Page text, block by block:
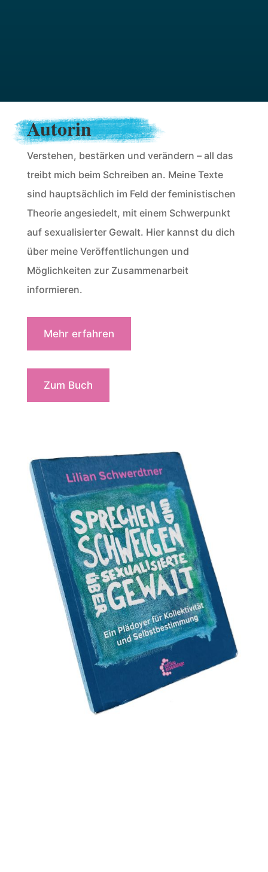
Autorin
Verstehen, bestärken und verändern – all das
treibt mich beim Schreiben an. Meine Texte
sind hauptsächlich im Feld der feministischen
Theorie angesiedelt, mit einem Schwerpunkt
auf sexualisierter Gewalt. Hier kannst du dich
über meine Veröffentlichungen und
Möglichkeiten zur Zusammenarbeit
informieren.
Mehr erfahren
Zum Buch